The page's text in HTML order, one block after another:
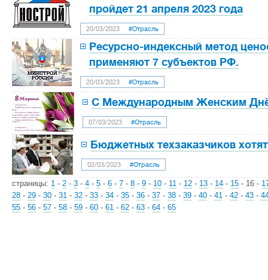
пройдет 21 апреля 2023 года
20/03/2023 #Отрасль
Ресурсно-индексный метод
применяют 7 субъектов РФ.
20/03/2023 #Отрасль
С Международным Женским
07/03/2023 #Отрасль
Бюджетных техзаказчиков
02/03/2023 #Отрасль
страницы: 1 - 2 - 3 - 4 - 5 - 6 - 7 - 8 - 9 - 10 - 11 - 12 - 13 - 14 - 15 - 16 -
28 - 29 - 30 - 31 - 32 - 33 - 34 - 35 - 36 - 37 - 38 - 39 - 40 - 41 - 42 - 43 -
55 - 56 - 57 - 58 - 59 - 60 - 61 - 62 - 63 - 64 - 65